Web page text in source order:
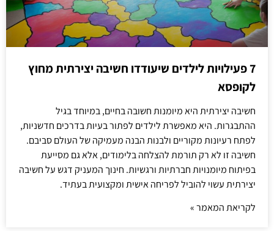
7 פעילויות לילדים שיעודדו חשיבה יצירתית מחוץ
לקופסא
חשיבה יצירתית היא מיומנות חשובה בחיים, במיוחד בגיל
ההתבגרות. היא מאפשרת לילדים לפתור בעיות בדרכים חדשניות,
לפתח רעיונות מקוריים ולבנות הבנה מעמיקה של העולם סביבם.
חשיבה זו לא רק תורמת להצלחה בלימודים, אלא גם מסייעת
בפיתוח מיומנויות חברתיות ורגשיות. חינוך המעניק דגש על חשיבה
יצירתית עשוי להוביל לפריחה אישית ומקצועית בעתיד.
לקריאת המאמר »